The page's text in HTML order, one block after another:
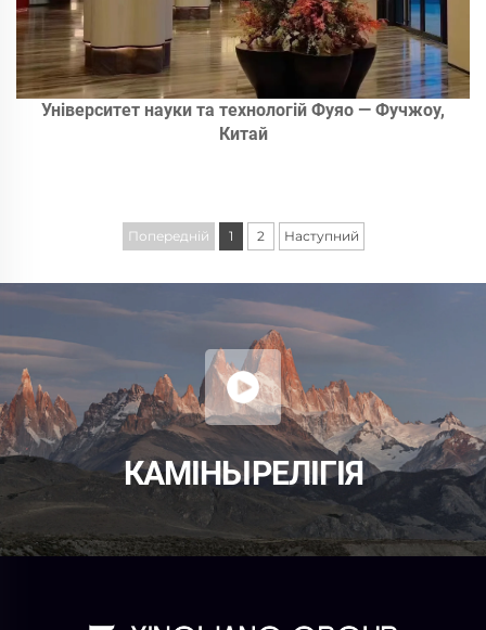
Університет науки та технологій Фуяо — Фучжоу,
Китай
Попередній 1 2 Наступний
КАМІНЬ І РЕЛІГІЯ